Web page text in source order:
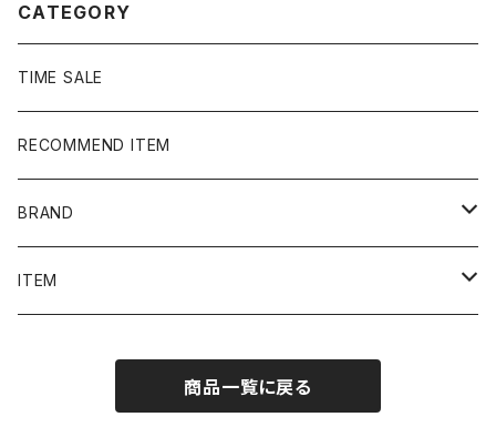
CATEGORY
TIME SALE
RECOMMEND ITEM
BRAND
NIKE
ITEM
商品一覧に戻る